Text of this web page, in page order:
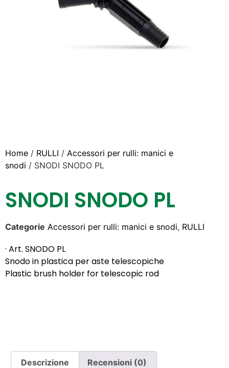
Home / RULLI / Accessori per rulli: manici e
snodi / SNODI SNODO PL
SNODI SNODO PL
Categorie Accessori per rulli: manici e snodi, RULLI
· Art. SNODO PL
Snodo in plastica per aste telescopiche
Plastic brush holder for telescopic rod
Descrizione Recensioni (0)